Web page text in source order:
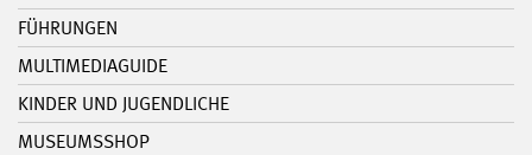
FÜHRUNGEN
MULTIMEDIAGUIDE
KINDER UND JUGENDLICHE
MUSEUMSSHOP